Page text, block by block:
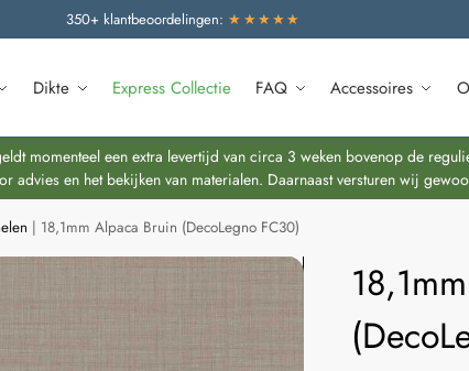
350+ klantbeoordelingen: ★★★★★
Dikte Express Collectie FAQ Accessoires
momenteel een extra levertijd van circa 3 weken bovenop de
en het bekijken van materialen. Daarnaast versturen wij
| 18,1mm Alpaca Bruin (DecoLegno FC30)